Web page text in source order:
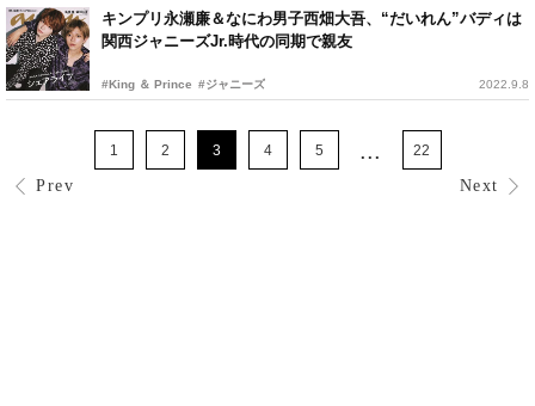
キンプリ永瀬廉＆なにわ男子西畑大吾、“だいれん”バディは
関西ジャニーズJr.時代の同期で親友
#King ＆ Prince #ジャニーズ 2022.9.8
Prev
1 2 3 4 5 ... 22
Next